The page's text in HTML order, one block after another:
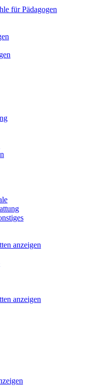
für Pädagogen
anzeigen
anzeigen